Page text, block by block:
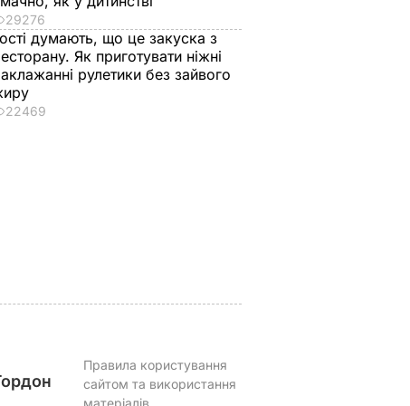
"Що дивитеся?
29276
думають, що це закуска з
Як приготувати ніжні
рулетики без зайвого
22469
Правила користування
сайтом та використання
матеріалів